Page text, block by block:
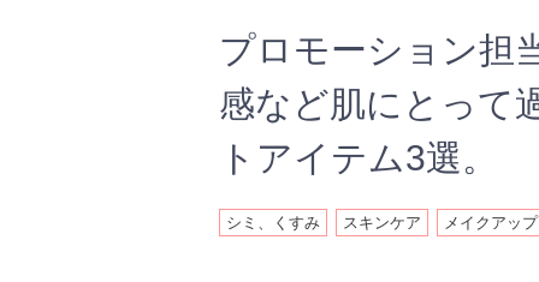
プロモーション担
感など肌にとって
トアイテム3選。
シミ、くすみ スキンケア メイクアップ